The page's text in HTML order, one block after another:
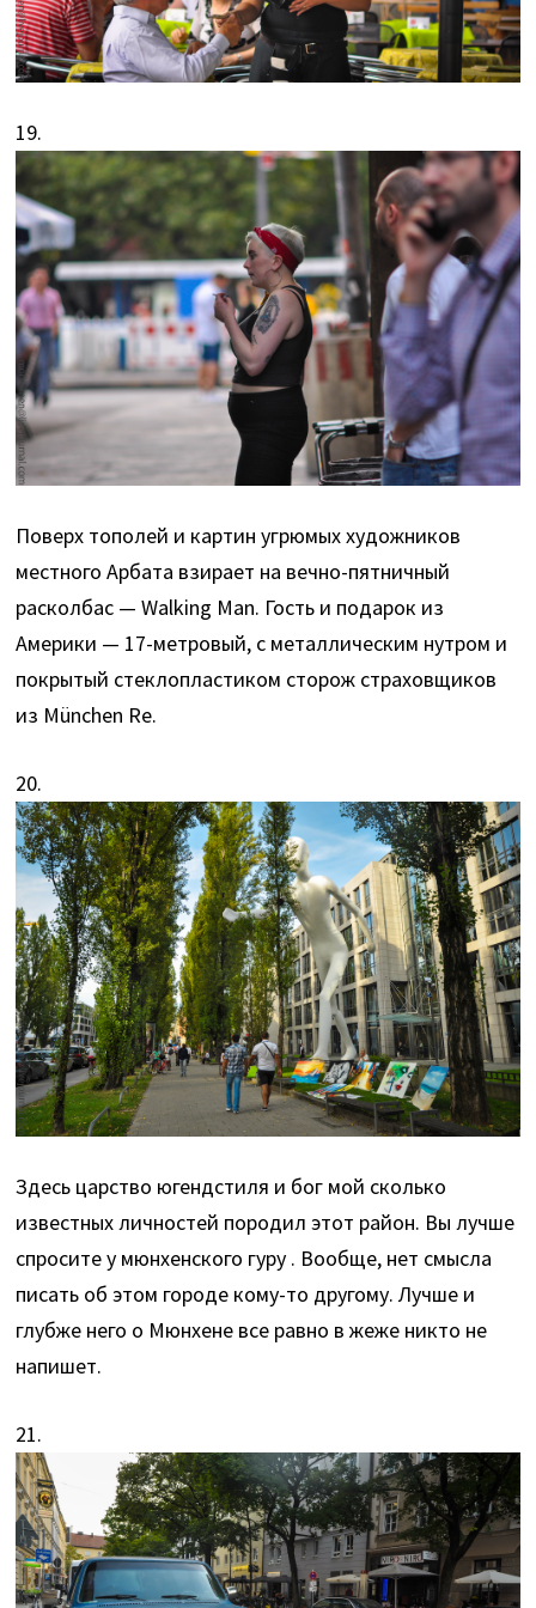
19.
Поверх тополей и картин угрюмых художников
местного Арбата взирает на вечно-пятничный
расколбас — Walking Man. Гость и подарок из
Америки — 17-метровый, с металлическим нутром и
покрытый стеклопластиком сторож страховщиков
из München Re.
20.
Здесь царство югендстиля и бог мой сколько
известных личностей породил этот район. Вы лучше
спросите у мюнхенского гуру . Вообще, нет смысла
писать об этом городе кому-то другому. Лучше и
глубже него о Мюнхене все равно в жеже никто не
напишет.
21.